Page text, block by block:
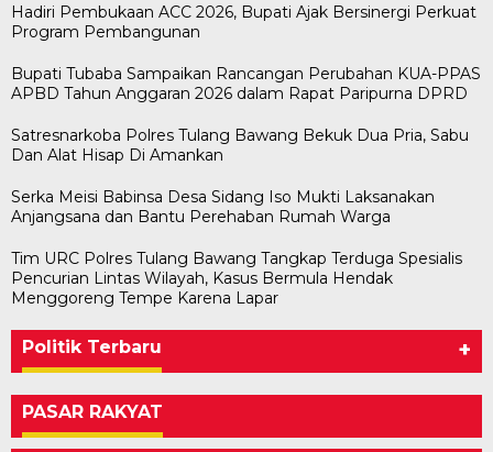
Hadiri Pembukaan ACC 2026, Bupati Ajak Bersinergi Perkuat
Program Pembangunan
Bupati Tubaba Sampaikan Rancangan Perubahan KUA-PPAS
APBD Tahun Anggaran 2026 dalam Rapat Paripurna DPRD
Satresnarkoba Polres Tulang Bawang Bekuk Dua Pria, Sabu
Dan Alat Hisap Di Amankan
Serka Meisi Babinsa Desa Sidang Iso Mukti Laksanakan
Anjangsana dan Bantu Perehaban Rumah Warga
Tim URC Polres Tulang Bawang Tangkap Terduga Spesialis
Pencurian Lintas Wilayah, Kasus Bermula Hendak
Menggoreng Tempe Karena Lapar
Politik Terbaru +
PASAR RAKYAT